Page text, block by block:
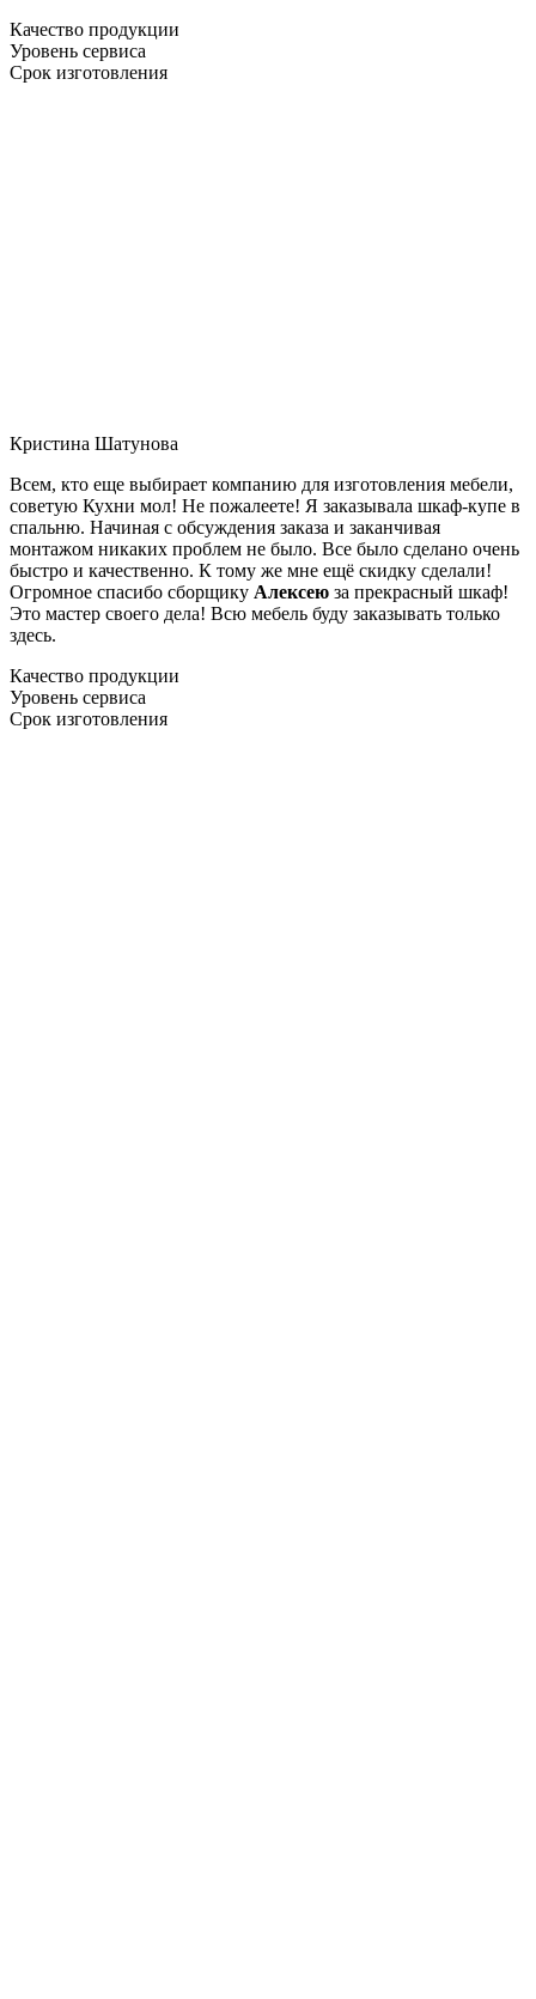
Качество продукции
Уровень сервиса
Срок изготовления
Кристина Шатунова
Всем, кто еще выбирает компанию для изготовления мебели,
советую Кухни мол! Не пожалеете! Я заказывала шкаф-купе в
спальню. Начиная с обсуждения заказа и заканчивая
монтажом никаких проблем не было. Все было сделано очень
быстро и качественно. К тому же мне ещё скидку сделали!
Огромное спасибо сборщику Алексею за прекрасный шкаф!
Это мастер своего дела! Всю мебель буду заказывать только
здесь.
Качество продукции
Уровень сервиса
Срок изготовления